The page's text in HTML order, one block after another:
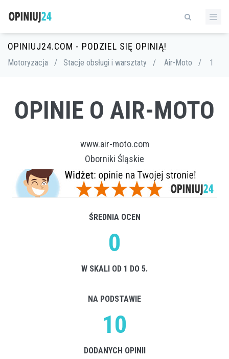
OPINIUJ24.COM - PODZIEL SIĘ OPINIĄ!
Motoryzacja / Stacje obsługi i warsztaty / Air-Moto / 1
OPINIE O AIR-MOTO
www.air-moto.com
Oborniki Śląskie
ŚREDNIA OCEN
0
W SKALI OD 1 DO 5.
NA PODSTAWIE
10
DODANYCH OPINII